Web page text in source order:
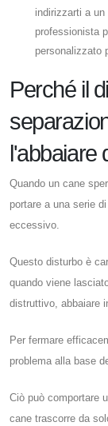
indirizzarti a
professionista
personalizzato
Perché il
l'abbaiare
Quando un cane
portare a una serie
eccessivo.
Questo disturbo è
quando viene
distruttivo, abbaiare
Per fermare
problema alla base
Ciò può comportare
cane trascorre da